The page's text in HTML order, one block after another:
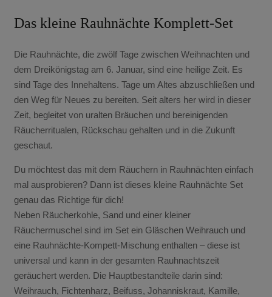
Das kleine Rauhnächte Komplett-Set
Die Rauhnächte, die zwölf Tage zwischen Weihnachten und
dem Dreikönigstag am 6. Januar, sind eine heilige Zeit. Es
sind Tage des Innehaltens. Tage um Altes abzuschließen und
den Weg für Neues zu bereiten. Seit alters her wird in dieser
Zeit, begleitet von uralten Bräuchen und bereinigenden
Räucherritualen, Rückschau gehalten und in die Zukunft
geschaut.
Du möchtest das mit dem Räuchern in Rauhnächten einfach
mal ausprobieren? Dann ist dieses kleine Rauhnächte Set
genau das Richtige für dich!
Neben Räucherkohle, Sand und einer kleiner
Räuchermuschel sind im Set ein Gläschen Weihrauch und
eine Rauhnächte-Kompett-Mischung enthalten – diese ist
universal und kann in der gesamten Rauhnachtszeit
geräuchert werden. Die Hauptbestandteile darin sind:
Weihrauch, Fichtenharz, Beifuss, Johanniskraut, Kamille,